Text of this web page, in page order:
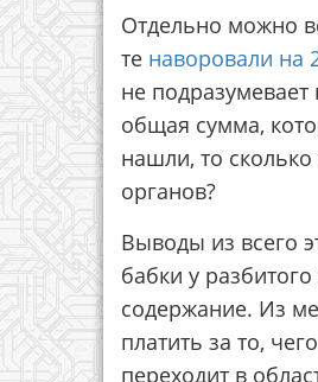
Отдельно можно
те наворовали на
не
общая сумма,
нашли, то
органов?
Выводы из всего
бабки у
содержание. Из
платить за то,
переходит в